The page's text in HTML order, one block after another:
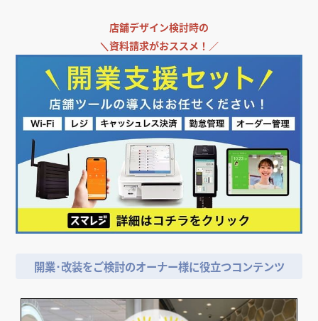
店舗デザイン検討時の
＼資料請求がおススメ！／
開業･改装をご検討のオーナー様に役立つコンテンツ